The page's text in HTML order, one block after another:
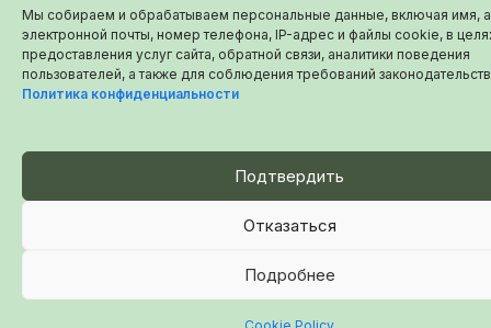
Мы собираем и обрабатываем персональные данные, включая имя,
электронной почты, номер телефона, IP-адрес и файлы cookie, в
предоставления услуг сайта, обратной связи, аналитики поведения
пользователей, а также для соблюдения требований
Политика конфиденциальности
Подтвердить
Отказаться
Подробнее